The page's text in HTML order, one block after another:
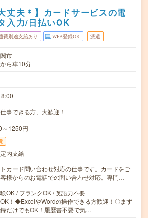
丈夫＊】カードサービスの電
入力/日払いOK
費別途支給あり WEB登録OK 派遣
市
ら車10分
事できる方、大歓迎！
～1250円
内支給
カード問い合わせ対応の仕事です。カードをご
様からのお電話での問い合わせ対応。専門…
OK / ブランクOK / 英語力不要
！◆ExcelやWordの操作できる方歓迎！〇まず
だけでもOK！履歴書不要で気…